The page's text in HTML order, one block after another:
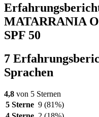
MATARRANIA
SPF 50
7
Sprachen
4,8 von 5 Sternen
5 Sterne 9 (81%)